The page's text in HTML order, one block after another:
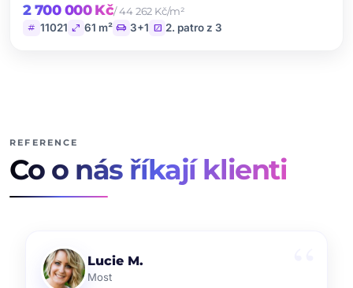
2 700 000 Kč/ 44 262 Kč/m²
tag 11021 open_in_full 61 m² chair 3+1 stairs 2. patro z 3
REFERENCE
Co o nás říkají klienti
Klára D.
Pardubice